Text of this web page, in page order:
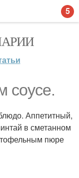
соусе.
Аппетитный,
в сметанном
пюре
5